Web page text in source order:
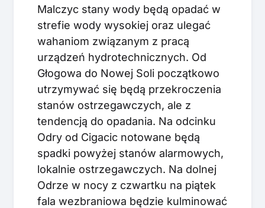
Malczyc stany wody będą opadać w
strefie wody wysokiej oraz ulegać
wahaniom związanym z pracą
urządzeń hydrotechnicznych. Od
Głogowa do Nowej Soli początkowo
utrzymywać się będą przekroczenia
stanów ostrzegawczych, ale z
tendencją do opadania. Na odcinku
Odry od Cigacic notowane będą
spadki powyżej stanów alarmowych,
lokalnie ostrzegawczych. Na dolnej
Odrze w nocy z czwartku na piątek
fala wezbraniowa będzie kulminować